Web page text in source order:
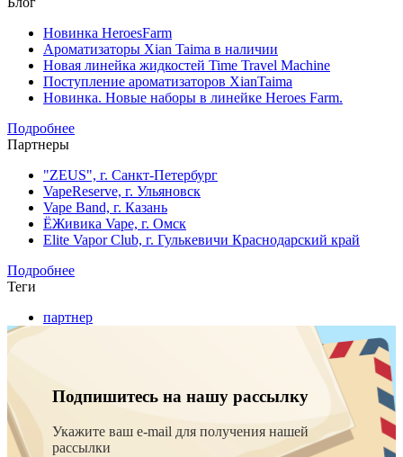
Новинка HeroesFarm
Ароматизаторы Xian Taima в наличии
Новая линейка жидкостей Time Travel Machine
Поступление ароматизаторов XianTaima
Новинка. Новые наборы в линейке Heroes Farm.
Подробнее
Партнеры
"ZEUS", г. Санкт-Петербург
VapeReserve, г. Ульяновск
Vape Band, г. Казань
ЁЖивика Vape, г. Омск
Elite Vapor Club, г. Гулькевичи Краснодарский край
Подробнее
Теги
партнер
Подпишитесь на нашу рассылку
Укажите ваш e-mail для получения нашей
рассылки